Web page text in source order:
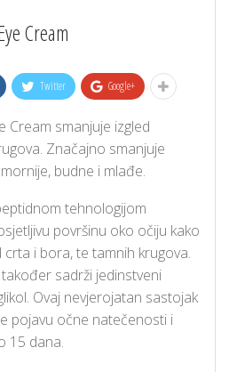
Cream
Twitter Google+
Cream smanjuje izgled
Značajno smanjuje
budne i mlađe.
tehnologijom
površinu oko očiju kako
crta i bora, te tamnih krugova.
sadrži jedinstveni
Ovaj nevjerojatan sastojak
pojavu očne natečenosti i
15 dana.